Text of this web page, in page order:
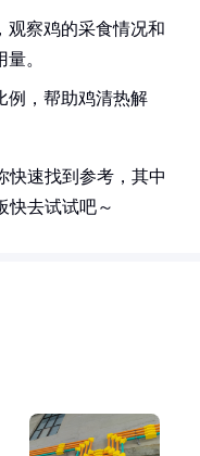
观察鸡的采食情况和
。
例，帮助鸡清热解
快速找到参考，其中
快去试试吧～